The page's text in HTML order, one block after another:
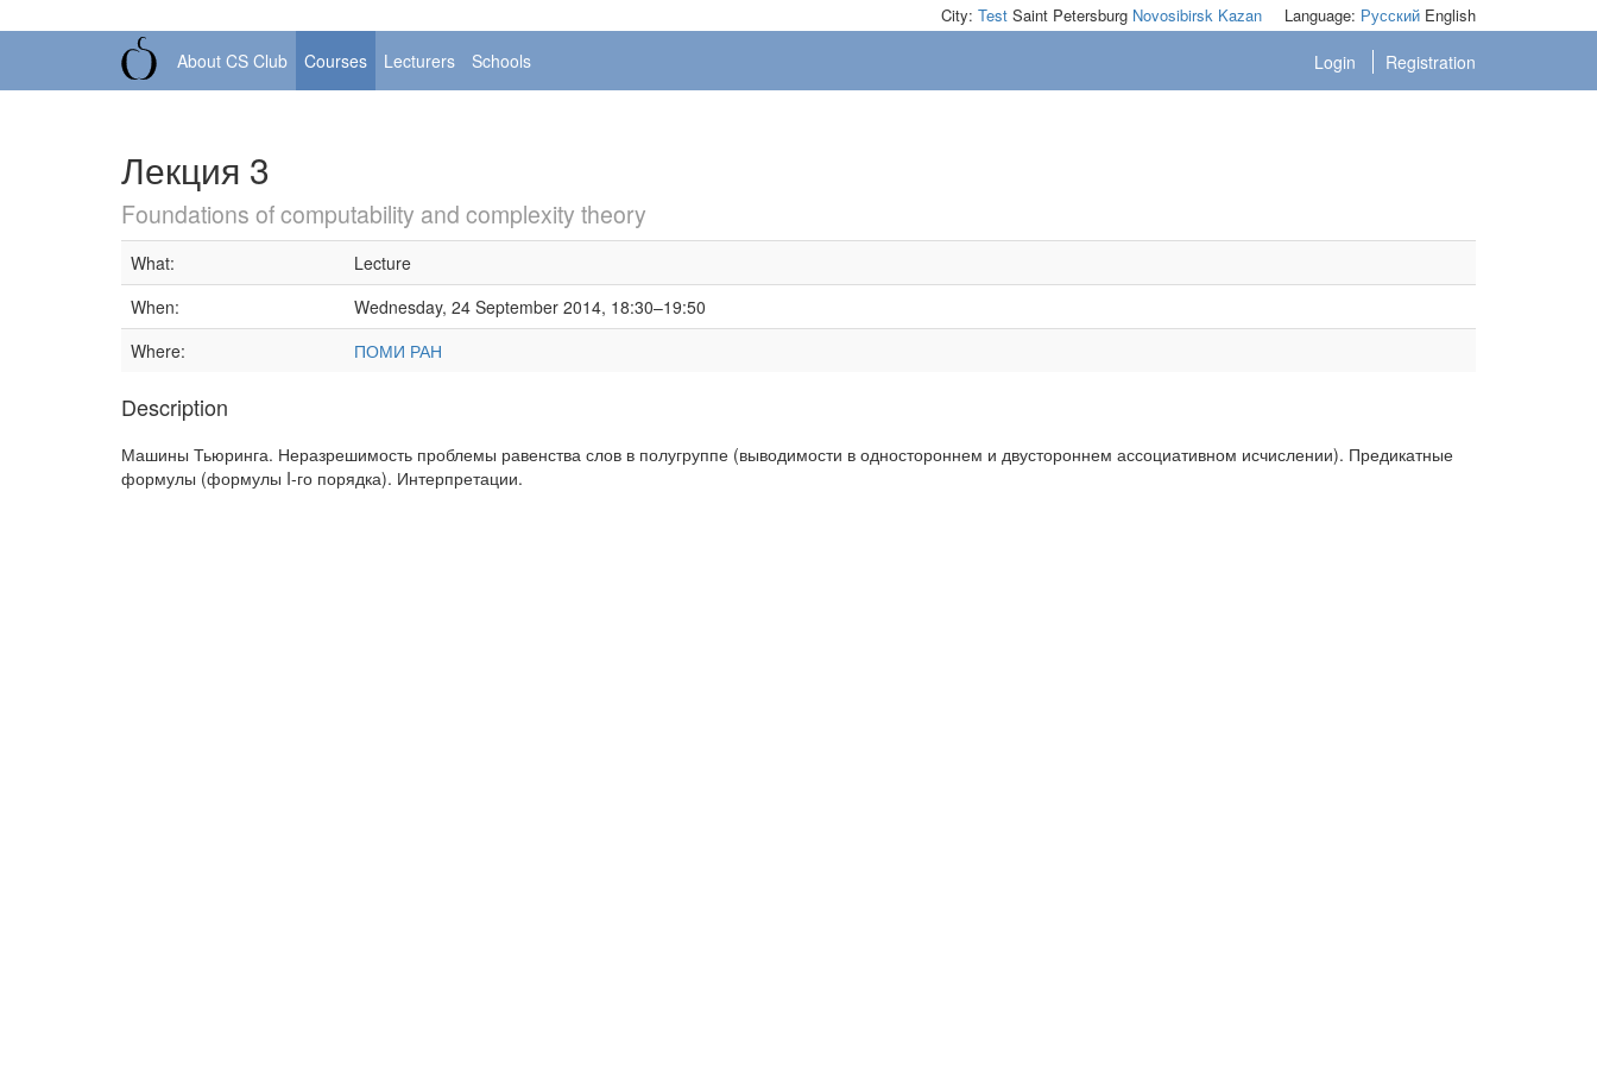
City: Test Saint Petersburg Novosibirsk Kazan Language: Русский English
About CS Club Courses Lecturers Schools Login Registration
Лекция 3
Foundations of computability and complexity theory
What:
Lecture
When:
Wednesday, 24 September 2014, 18:30–19:50
Where:
ПОМИ РАН
Description
Машины Тьюринга. Неразрешимость проблемы равенства слов в полугруппе (выводимости в одностороннем и двустороннем ассоциативном исчислении). Предикатные
формулы (формулы I-го порядка). Интерпретации.